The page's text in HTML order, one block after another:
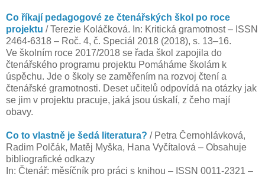
Co říkají pedagogové ze čtenářských škol po roce
projektu / Terezie Koláčková. In: Kritická gramotnost – ISSN
2464-6318 – Roč. 4, č. Speciál 2018 (2018), s. 13–16.
Ve školním roce 2017/2018 se řada škol zapojila do
čtenářského programu projektu Pomáháme školám k
úspěchu. Jde o školy se zaměřením na rozvoj čtení a
čtenářské gramotnosti. Deset učitelů odpovídá na otázky jak
se jim v projektu pracuje, jaká jsou úskalí, z čeho mají
obavy.
Co to vlastně je šedá literatura? / Petra Černohlávková,
Radim Polčák, Matěj Myška, Hana Vyčítalová – Obsahuje
bibliografické odkazy
In: Čtenář: měsíčník pro práci s knihou – ISSN 0011-2321 –